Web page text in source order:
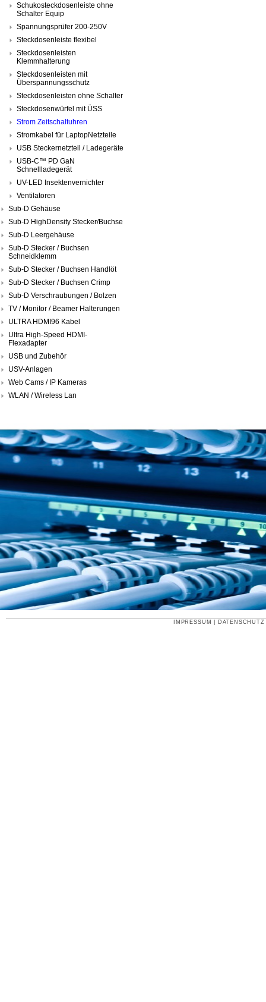
Schukosteckdosenleiste ohne
Schalter Equip
Spannungsprüfer 200-250V
Steckdosenleiste flexibel
Steckdosenleisten
Klemmhalterung
Steckdosenleisten mit
Überspannungsschutz
Steckdosenleisten ohne Schalter
Steckdosenwürfel mit ÜSS
Strom Zeitschaltuhren
Stromkabel für LaptopNetzteile
USB Steckernetzteil / Ladegeräte
USB-C™ PD GaN
Schnellladegerät
UV-LED Insektenvernichter
Ventilatoren
Sub-D Gehäuse
Sub-D HighDensity Stecker/Buchse
Sub-D Leergehäuse
Sub-D Stecker / Buchsen
Schneidklemm
Sub-D Stecker / Buchsen Handlöt
Sub-D Stecker / Buchsen Crimp
Sub-D Verschraubungen / Bolzen
TV / Monitor / Beamer Halterungen
ULTRA HDMI96 Kabel
Ultra High-Speed HDMI-
Flexadapter
USB und Zubehör
USV-Anlagen
Web Cams / IP Kameras
WLAN / Wireless Lan
IMPRESSUM DATENSCHUTZ